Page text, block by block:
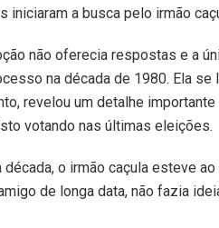
iniciaram a busca pelo irmão
não oferecia respostas e a
na década de 1980. Ela se
revelou um detalhe
votando nas últimas eleições.
o irmão caçula esteve ao
de longa data, não fazia